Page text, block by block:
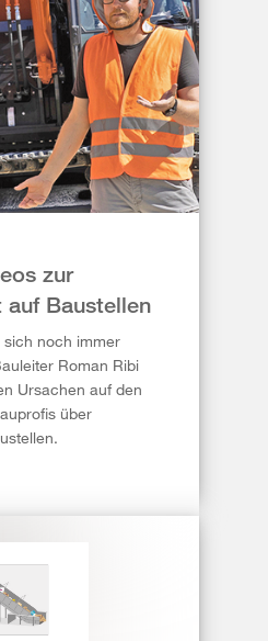
zur
Baustellen
sich noch immer
Roman Ribi
Ursachen auf den
über